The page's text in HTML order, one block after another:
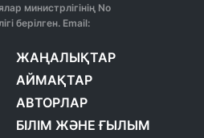
министрлігінің No
берілген. Email:
ЖАҢАЛЫҚТАР
АЙМАҚТАР
АВТОРЛАР
БІЛІМ ЖӘНЕ ҒЫЛЫМ